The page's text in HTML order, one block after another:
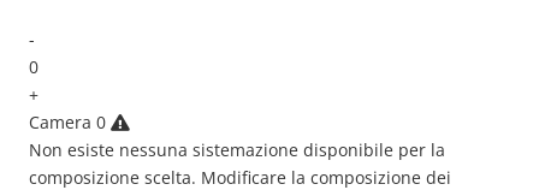
-
0
+
Camera 0
Non esiste nessuna sistemazione disponibile per la
composizione scelta. Modificare la composizione dei